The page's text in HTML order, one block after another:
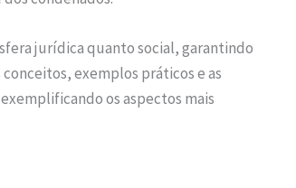
jurídica quanto social, garantindo
exemplos práticos e as
os aspectos mais